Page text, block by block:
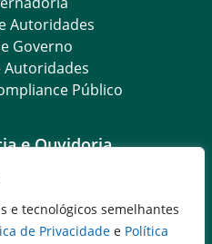
e tecnológicos semelhantes
de Privacidade e Política
Autoridades
Governo
Autoridades
Público
e Ouvidoria
Goiás